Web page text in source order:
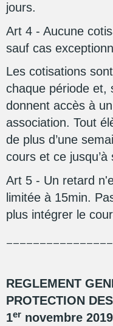
jours.
Art 4 - Aucune
sauf cas
Les cotisations
chaque période et,
donnent accès à
association. Tout
de plus d’une
cours et ce
Art 5 - Un retard
limitée à 15min.
plus intégrer le
REGLEMENT
PROTECTION
1er novembre